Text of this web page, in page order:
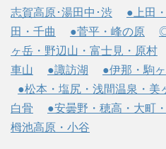
志賀高原･湯田中･渋
●上田
田・千曲
●菅平・峰の原
ヶ岳・野辺山・富士見・原村
車山
●諏訪湖 ●伊那・駒
●松本・塩尻・浅間温泉・美
白骨
●安曇野・穂高・大町
栂池高原・小谷